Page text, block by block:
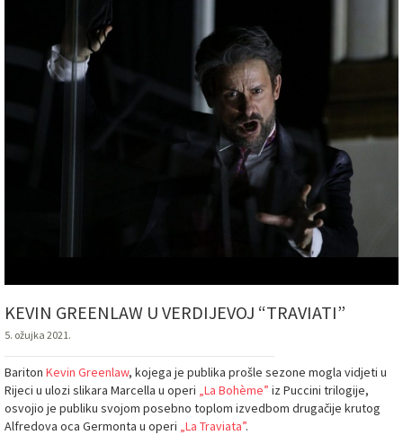
KEVIN GREENLAW U VERDIJEVOJ “TRAVIATI”
5. ožujka 2021.
Bariton Kevin Greenlaw, kojega je publika prošle sezone mogla vidjeti u
Rijeci u ulozi slikara Marcella u operi „La Bohème” iz Puccini trilogije,
osvojio je publiku svojom posebno toplom izvedbom drugačije krutog
Alfredova oca Germonta u operi „La Traviata”.